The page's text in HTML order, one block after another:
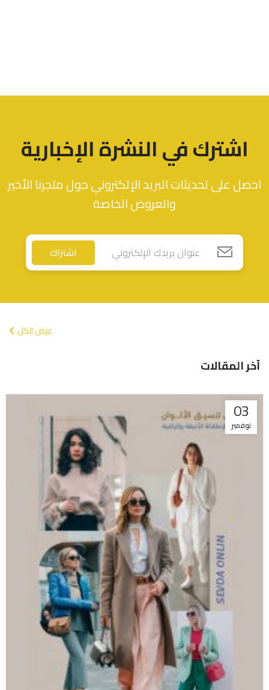
اشترك في النشرة الإخبارية
احصل على تحديثات البريد الإلكتروني حول متجرنا الأخير
والعروض الخاصة
اشتراك
عرض الكل
آخر المقالات
03
نوفمبر